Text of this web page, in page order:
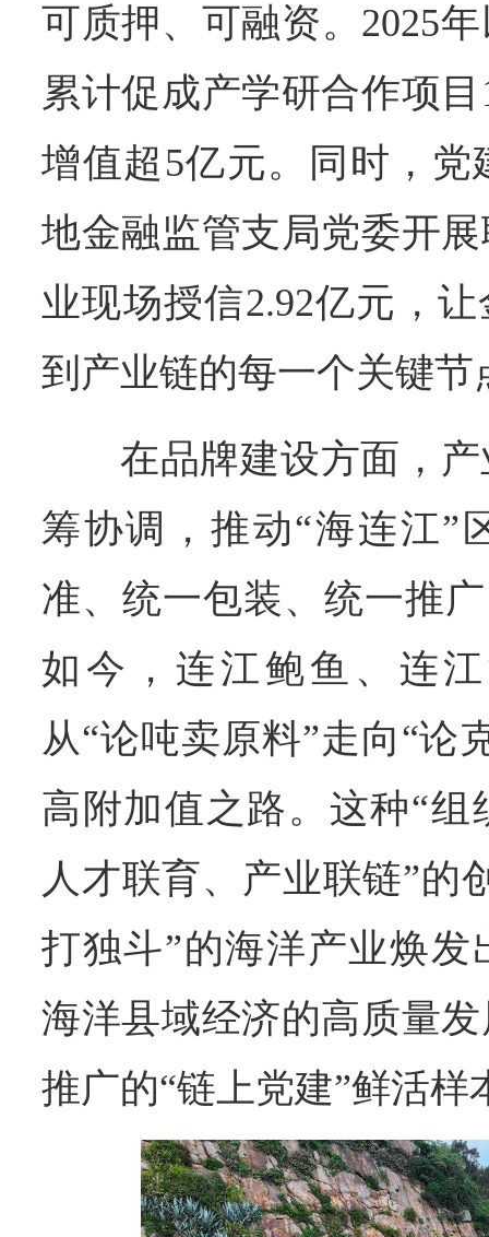
可质押、可融资。2025
累计促成产学研合作项
增值超5亿元。同时，
地金融监管支局党委开
业现场授信2.92亿元，
到产业链的每一个关键节
在品牌建设方面，
筹协调，推动“海连江”
准、统一包装、统一推
如今，连江鲍鱼、连
从“论吨卖原料”走向“论
高附加值之路。这种“
人才联育、产业联链”的
打独斗”的海洋产业焕
海洋县域经济的高质量
推广的“链上党建”鲜活样